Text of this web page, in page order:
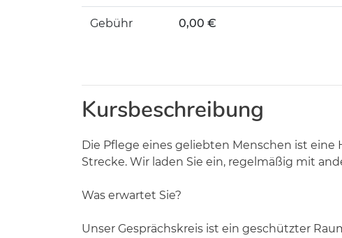
Gebühr 0,00 €
Kursbeschreibung
Die Pflege eines geliebten Menschen ist eine
Strecke. Wir laden Sie ein, regelmäßig mit
Was erwartet Sie?
Unser Gesprächskreis ist ein geschützter